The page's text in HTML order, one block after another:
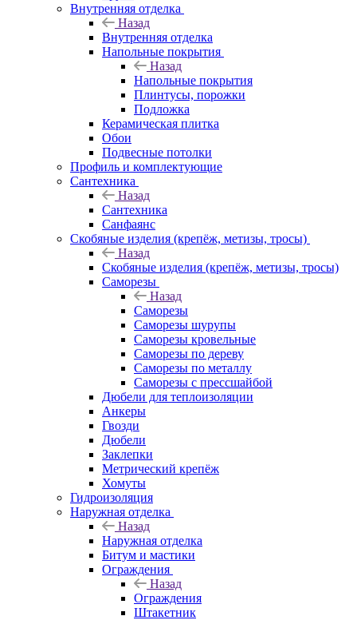
Внутренняя отделка
Назад
Внутренняя отделка
Напольные покрытия
Назад
Напольные покрытия
Плинтусы, порожки
Подложка
Керамическая плитка
Обои
Подвесные потолки
Профиль и комплектующие
Сантехника
Назад
Сантехника
Санфаянс
Скобяные изделия (крепёж, метизы, тросы)
Назад
Скобяные изделия (крепёж, метизы, тросы)
Саморезы
Назад
Саморезы
Саморезы шурупы
Саморезы кровельные
Саморезы по дереву
Саморезы по металлу
Саморезы с прессшайбой
Дюбели для теплоизоляции
Анкеры
Гвозди
Дюбели
Заклепки
Метрический крепёж
Хомуты
Гидроизоляция
Наружная отделка
Назад
Наружная отделка
Битум и мастики
Ограждения
Назад
Ограждения
Штакетник